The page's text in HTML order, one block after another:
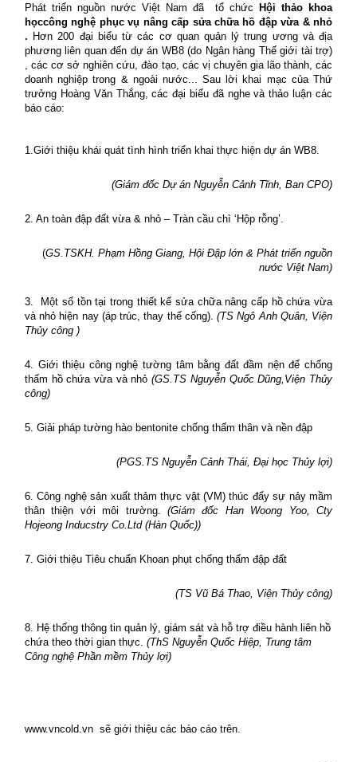
Phát triển nguồn nước Việt Nam đã
tổ chức Hội thảo khoa
họccông nghệ phục vụ nâng cấp sửa chữa hồ đập vừa & nhỏ
. Hơn 200 đại biểu từ các cơ quan quản lý trung ương và địa
phương liên quan đến dự án WB8 (do Ngân hàng Thế giới tài trợ)
, các cơ sở nghiên cứu, đào tạo, các vị chuyên gia lão thành, các
doanh nghiệp trong & ngoài nước... Sau lời khai mạc của Thứ
trưởng Hoàng Văn Thắng, các đại biểu đã nghe và thảo luận các
báo cáo:
1.Giới thiệu khái quát tình hình triển khai thực hiện dự án WB8.
(Giám đốc Dự án Nguyễn Cảnh Tĩnh, Ban CPO)
2. An toàn đập đất vừa & nhỏ – Tràn cầu chì ‘Hộp rỗng’.
(GS.TSKH. Phạm Hồng Giang, Hội Đập lớn & Phát triển nguồn
nước Việt Nam)
3.
Một số tồn tại trong thiết kế sửa chữa nâng cấp hồ chứa vừa
và nhỏ hiện nay (áp trúc, thay thế cống).(TS Ngô Anh Quân, Viện
Thủy công )
4. Giới thiệu công nghệ tường tâm bằng đất đầm nện để chống
thấm hồ chứa vừa và nhỏ(GS.TS Nguyễn Quốc Dũng,Viện Thủy
công)
5. Giải pháp tường hào bentonite chống thấm thân và nền đập
(PGS.TS Nguyễn Cảnh Thái, Đại học Thủy lợi)
6.Công nghệ sản xuất thảm thực vật (VM) thúc đẩy sự nảy mầm
thân thiện với môi trường.
(Giám đốc Han Woong Yoo,Cty
Hojeong Inducstry Co.Ltd (Hàn Quốc))
7. Giới thiệu Tiêu chuẩn Khoan phụt chống thấm đập đất
(TS Vũ Bá Thao, Viện Thủy công)
8. Hệ thống thông tin quản lý, giám sát và hỗ trợ điều hành liên hồ
chứa theo thời gian thực. (ThS Nguyễn Quốc Hiệp, Trung tâm
Công nghệ Phần mềm Thủy lợi)
www.vncold.vn sẽ giới thiệu các báo cáo trên.